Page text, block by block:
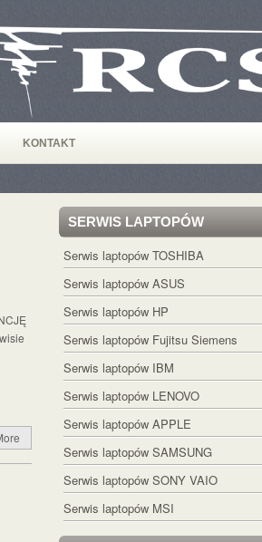
KONTAKT
SERWIS LAPTOPÓW
Serwis laptopów TOSHIBA
Serwis laptopów ASUS
Serwis laptopów HP
Serwis laptopów Fujitsu Siemens
Serwis laptopów IBM
Serwis laptopów LENOVO
Serwis laptopów APPLE
Serwis laptopów SAMSUNG
Serwis laptopów SONY VAIO
Serwis laptopów MSI